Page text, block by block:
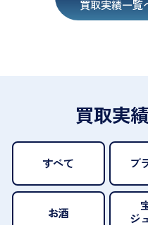
買取実績一覧
買取実
すべて ブ
お酒
ジ